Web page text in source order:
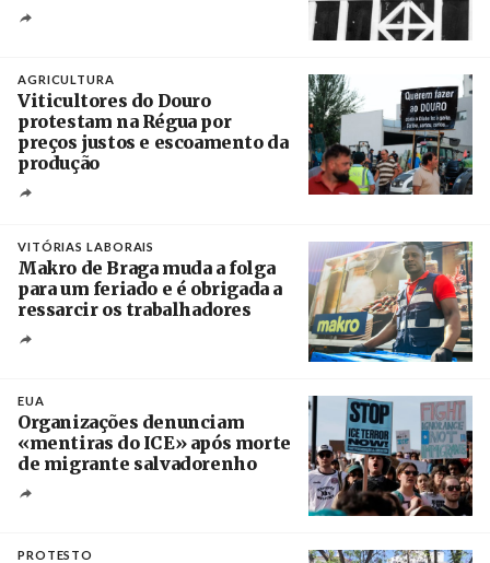
AGRICULTURA
Viticultores do Douro
protestam na Régua por
preços justos e escoamento da
produção
VITÓRIAS LABORAIS
Makro de Braga muda a folga
para um feriado e é obrigada a
ressarcir os trabalhadores
EUA
Organizações denunciam
«mentiras do ICE» após morte
de migrante salvadorenho
PROTESTO